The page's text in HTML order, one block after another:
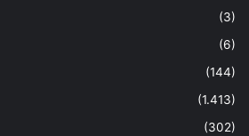
(3)
(6)
(144)
(1.413)
(302)